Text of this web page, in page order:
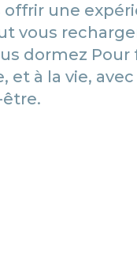
offrir une
vous
dormez Pour
et à la vie, avec